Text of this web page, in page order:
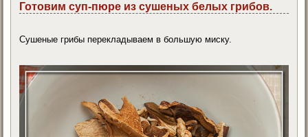
Готовим суп-пюре из сушеных белых грибов.
Сушеные грибы перекладываем в большую миску.